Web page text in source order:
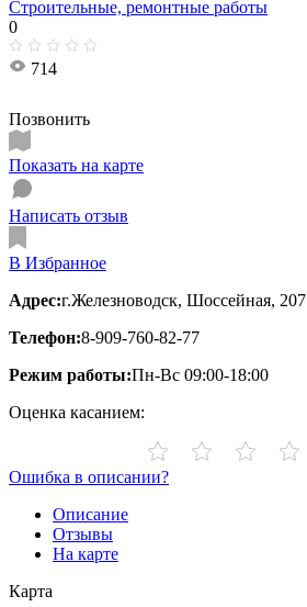
Строительные, ремонтные работы
0
714
Позвонить
Показать на карте
Написать отзыв
В Избранное
Адрес:г.Железноводск, Шоссейная, 207
Телефон:8-909-760-82-77
Режим работы:Пн-Вс 09:00-18:00
Оценка касанием:
Ошибка в описании?
Описание
Отзывы
На карте
Карта